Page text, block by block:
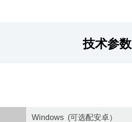
技术参数
Windows (可选配安卓）